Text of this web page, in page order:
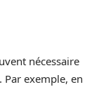
nécessaire
Par exemple, en